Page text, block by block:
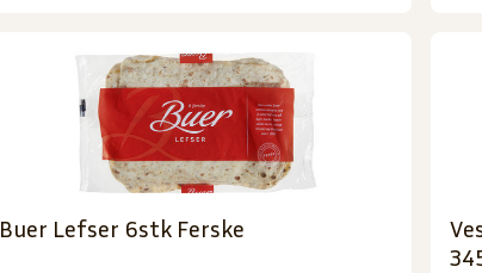
Buer Lefser 6stk Ferske